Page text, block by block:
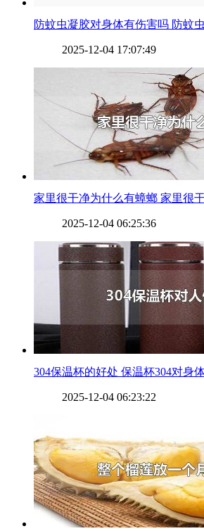
防蚊虫凝胶对身体有伤害吗 防蚊
2025-12-04 17:07:49
家里很干净为什么有蟑螂 家里很
2025-12-04 06:25:36
​304保温杯的好处 保温杯304对身
2025-12-04 06:23:22